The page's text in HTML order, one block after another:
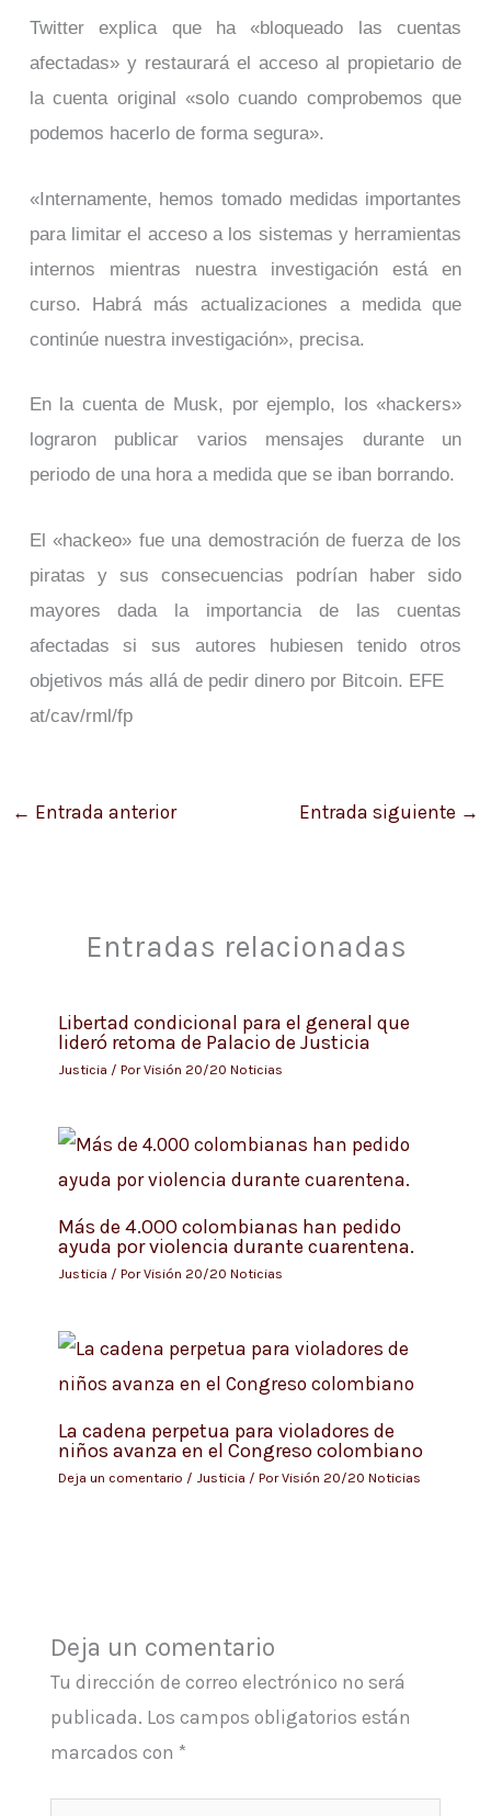
Twitter explica que ha «bloqueado las cuentas
afectadas» y restaurará el acceso al propietario de
la cuenta original «solo cuando comprobemos que
podemos hacerlo de forma segura».
«Internamente, hemos tomado medidas importantes
para limitar el acceso a los sistemas y herramientas
internos mientras nuestra investigación está en
curso. Habrá más actualizaciones a medida que
continúe nuestra investigación», precisa.
En la cuenta de Musk, por ejemplo, los «hackers»
lograron publicar varios mensajes durante un
periodo de una hora a medida que se iban borrando.
El «hackeo» fue una demostración de fuerza de los
piratas y sus consecuencias podrían haber sido
mayores dada la importancia de las cuentas
afectadas si sus autores hubiesen tenido otros
objetivos más allá de pedir dinero por Bitcoin. EFE
at/cav/rml/fp
← Entrada anterior Entrada siguiente →
Entradas relacionadas
Libertad condicional para el general que
lideró retoma de Palacio de Justicia
Justicia / PorVisión 20/20 Noticias
Más de 4.000 colombianas han pedido
ayuda por violencia durante cuarentena.
Justicia / PorVisión 20/20 Noticias
La cadena perpetua para violadores de
niños avanza en el Congreso colombiano
Deja un comentario / Justicia / PorVisión 20/20 Noticias
Deja un comentario
Tu dirección de correo electrónico no será
publicada. Los campos obligatorios están
marcados con *